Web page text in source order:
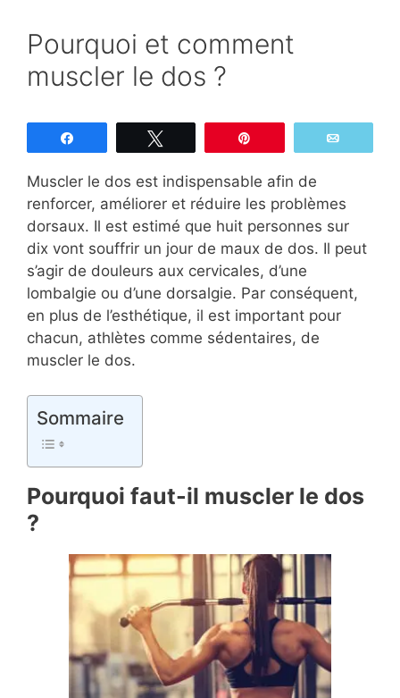
Pourquoi et comment
muscler le dos ?
Muscler le dos est indispensable afin de
renforcer, améliorer et réduire les problèmes
dorsaux. Il est estimé que huit personnes sur
dix vont souffrir un jour de maux de dos. Il peut
s’agir de douleurs aux cervicales, d’une
lombalgie ou d’une dorsalgie. Par conséquent,
en plus de l’esthétique, il est important pour
chacun, athlètes comme sédentaires, de
muscler le dos.
Sommaire
Pourquoi faut-il muscler le dos
?